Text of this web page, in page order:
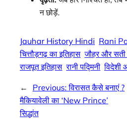
न छोड़ें.
Jauhar History Hindi Rani
चित्तौड़गढ़ का इतिहास जौहर और
राजपूत इतिहास रानी पद्मिनी विदेशी
← Previous:विरासत कैसे बनाएं ?
मैकियावेली का ‘New Prince’
सिद्धांत